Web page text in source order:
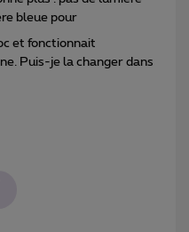
bleue pour
et fonctionnait
Puis-je la changer dans